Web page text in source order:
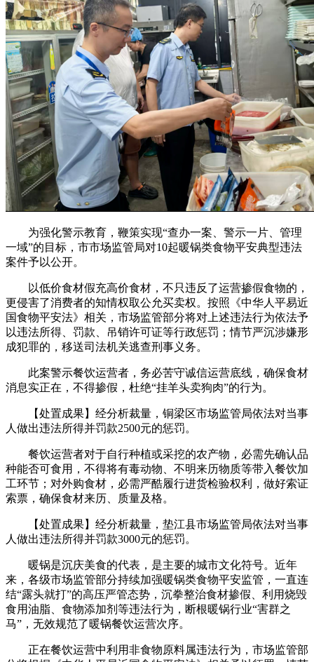
为强化警示教育，鞭策实现“查办一案、警示一片、管理
一域”的目标，市市场监管局对10起暖锅类食物平安典型违法
案件予以公开。
以低价食材假充高价食材，不只违反了运营掺假食物的，
更侵害了消费者的知情权取公允买卖权。按照《中华人平易近
国食物平安法》相关，市场监管部分将对上述违法行为依法予
以违法所得、罚款、吊销许可证等行政惩罚；情节严沉涉嫌形
成犯罪的，移送司法机关逃查刑事义务。
此案警示餐饮运营者，务必苦守诚信运营底线，确保食材
消息实正在，不得掺假，杜绝“挂羊头卖狗肉”的行为。
【处置成果】经分析裁量，铜梁区市场监管局依法对当事
人做出违法所得并罚款2500元的惩罚。
餐饮运营者对于自行种植或采挖的农产物，必需先确认品
种能否可食用，不得将有毒动物、不明来历物质等带入餐饮加
工环节；对外购食材，必需严酷履行进货检验权利，做好索证
索票，确保食材来历、质量及格。
【处置成果】经分析裁量，垫江县市场监管局依法对当事
人做出违法所得并罚款3000元的惩罚。
暖锅是沉庆美食的代表，是主要的城市文化符号。近年
来，各级市场监管部分持续加强暖锅类食物平安监管，一直连
结“露头就打”的高压严管态势，沉拳整治食材掺假、利用烧毁
食用油脂、食物添加剂等违法行为，断根暖锅行业“害群之
马”，无效规范了暖锅餐饮运营次序。
正在餐饮运营中利用非食物原料属违法行为，市场监管部